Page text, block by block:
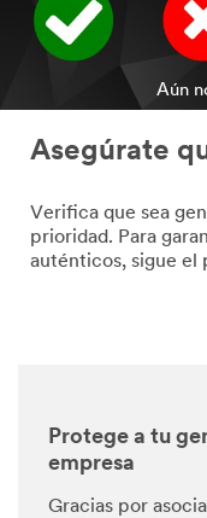
Asegúrate
Verifica que sea
prioridad. Para
auténticos, sigue el
Aún
Protege a tu
empresa
Gracias por